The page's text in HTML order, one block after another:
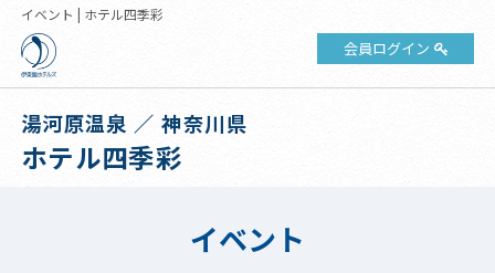
イベント | ホテル四季彩
会員ログイン
湯河原温泉 ／ 神奈川県
ホテル四季彩
イベント